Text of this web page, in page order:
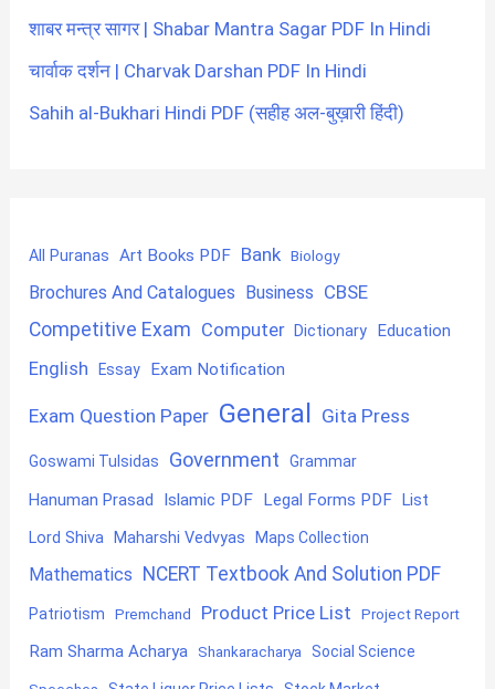
शाबर मन्त्र सागर | Shabar Mantra Sagar PDF In Hindi
चार्वाक दर्शन | Charvak Darshan PDF In Hindi
Sahih al-Bukhari Hindi PDF (सहीह अल-बुख़ारी हिंदी)
All Puranas Art Books PDF Bank Biology
Brochures And Catalogues Business CBSE
Competitive Exam Computer Dictionary Education
English Essay Exam Notification
Exam Question Paper General Gita Press
Goswami Tulsidas Government Grammar
Hanuman Prasad Islamic PDF Legal Forms PDF List
Lord Shiva Maharshi Vedvyas Maps Collection
Mathematics NCERT Textbook And Solution PDF
Patriotism Premchand Product Price List Project Report
Ram Sharma Acharya Shankaracharya Social Science